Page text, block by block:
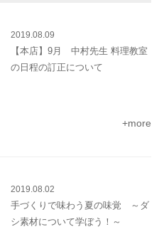
2019.08.09
【本店】9月 中村先生 料理教室
の日程の訂正について
+more
2019.08.02
手づくりで味わう夏の味覚 ～ダ
シ素材について学ぼう！～